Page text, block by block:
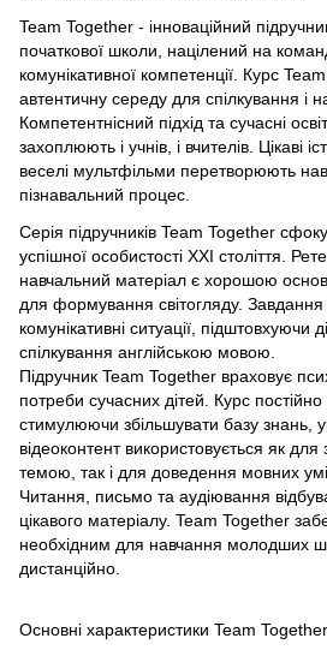
Team Together - інноваційний
початкової школи, націлений на
комунікативної компетенції. Курс
автентичну середу для спілкування і
Компетентнісний підхід та сучасні
захоплюють і учнів, і вчителів. Цікаві
веселі мультфільми перетворюють
пізнавальний процес.
Серія підручників Team Together
успішної особистості XXI століття.
навчальний матеріал є хорошою
для формування світогляду.
комунікативні ситуації,
спілкування англійською мовою.
Підручник Team Together враховує
потреби сучасних дітей. Курс постійно
стимулюючи збільшувати базу знань,
відеоконтент використовується як
темою, так і для доведення мовних
Читання, письмо та аудіювання
цікавого матеріалу. Team Together
необхідним для навчання молодших
дистанційно.
Основні характеристики Team Together